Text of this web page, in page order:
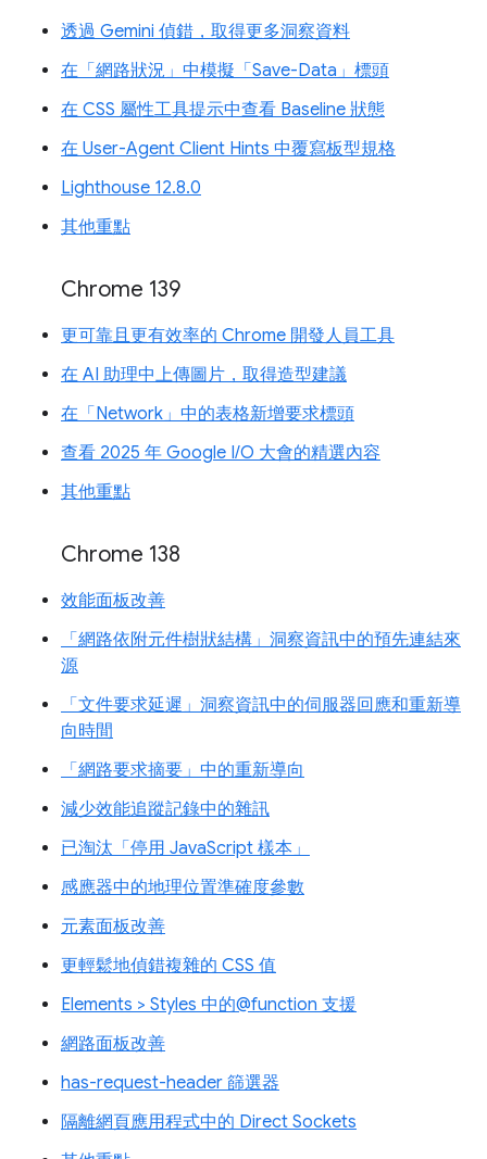
透過 Gemini 偵錯，取得更多洞察資料
在「網路狀況」中模擬「Save-Data」標頭
在 CSS 屬性工具提示中查看 Baseline 狀態
在 User-Agent Client Hints 中覆寫板型規格
Lighthouse 12.8.0
其他重點
Chrome 139
更可靠且更有效率的 Chrome 開發人員工具
在 AI 助理中上傳圖片，取得造型建議
在「Network」中的表格新增要求標頭
查看 2025 年 Google I/O 大會的精選內容
其他重點
Chrome 138
效能面板改善
「網路依附元件樹狀結構」洞察資訊中的預先連結來
源
「文件要求延遲」洞察資訊中的伺服器回應和重新導
向時間
「網路要求摘要」中的重新導向
減少效能追蹤記錄中的雜訊
已淘汰「停用 JavaScript 樣本」
感應器中的地理位置準確度參數
元素面板改善
更輕鬆地偵錯複雜的 CSS 值
Elements > Styles 中的@function 支援
網路面板改善
has-request-header 篩選器
隔離網頁應用程式中的 Direct Sockets